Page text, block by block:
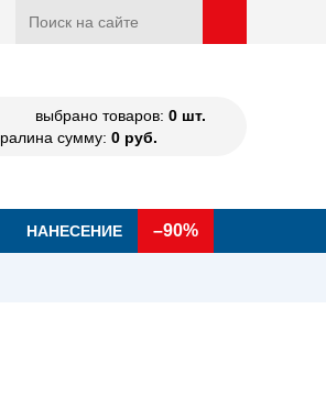
выбрано товаров: 0 шт.
на сумму: 0 руб.
НАНЕСЕНИЕ –90%